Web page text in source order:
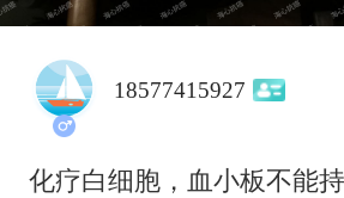
18577415927
化疗白细胞，血小板不能